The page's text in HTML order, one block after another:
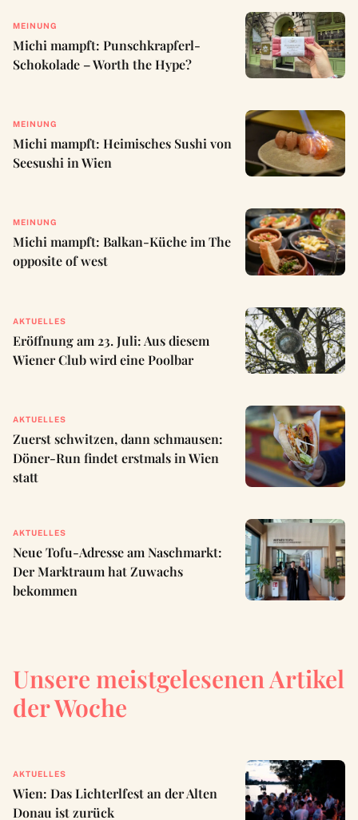
MEINUNG
Michi mampft: Punschkrapferl-
Schokolade – Worth the Hype?
MEINUNG
Michi mampft: Heimisches Sushi von
Seesushi in Wien
MEINUNG
Michi mampft: Balkan-Küche im The
opposite of west
AKTUELLES
Eröffnung am 23. Juli: Aus diesem
Wiener Club wird eine Poolbar
AKTUELLES
Zuerst schwitzen, dann schmausen:
Döner-Run findet erstmals in Wien
statt
AKTUELLES
Neue Tofu-Adresse am Naschmarkt:
Der Marktraum hat Zuwachs
bekommen
Unsere meistgelesenen Artikel
der Woche
AKTUELLES
Wien: Das Lichterlfest an der Alten
Donau ist zurück